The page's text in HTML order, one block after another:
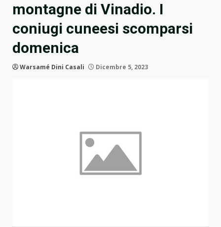
montagne di Vinadio. I
coniugi cuneesi scomparsi
domenica
Warsamé Dini Casali Dicembre 5, 2023